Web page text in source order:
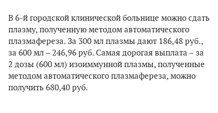
В 6-й городской клинической больнице можно сдать
плазму, полученную методом автоматического
плазмафереза. За 300 мл плазмы дают 186,48 руб.,
за 600 мл – 246,96 руб. Самая дорогая выплата – за
2 дозы (600 мл) изоиммунной плазмы, полученные
методом автоматического плазмафереза, можно
получить 680,40 руб.